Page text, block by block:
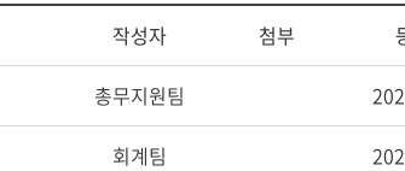
작성자 첨부
총무지원팀
회계팀